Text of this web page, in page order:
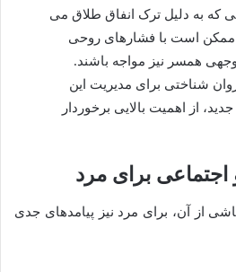
که به دلیل ترک انفاق طلاق می
ممکن است با فشارهای روحی
همسر نیز مواجه باشند.
شناختی برای مدیریت این
از اهمیت بالایی برخوردار
برای مرد
از آن، برای مرد نیز پیامدهای جدی